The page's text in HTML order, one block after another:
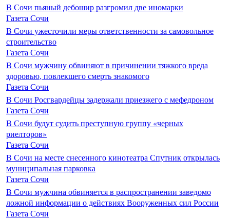
В Сочи пьяный дебошир разгромил две иномарки
Газета Сочи
В Сочи ужесточили меры ответственности за самовольное
строительство
Газета Сочи
В Сочи мужчину обвиняют в причинении тяжкого вреда
здоровью, повлекшего смерть знакомого
Газета Сочи
В Сочи Росгвардейцы задержали приезжего с мефедроном
Газета Сочи
В Сочи будут судить преступную группу «черных
риелторов»
Газета Сочи
В Сочи на месте снесенного кинотеатра Спутник открылась
муниципальная парковка
Газета Сочи
В Сочи мужчина обвиняется в распространении заведомо
ложной информации о действиях Вооруженных сил России
Газета Сочи